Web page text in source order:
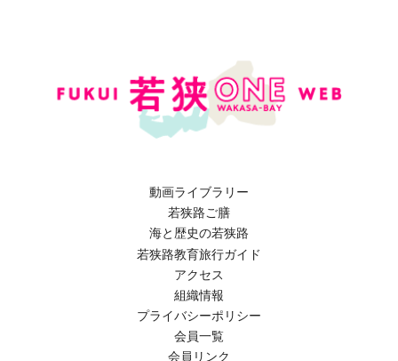
動画ライブラリー
若狭路ご膳
海と歴史の若狭路
若狭路教育旅行ガイド
アクセス
組織情報
プライバシーポリシー
会員一覧
会員リンク